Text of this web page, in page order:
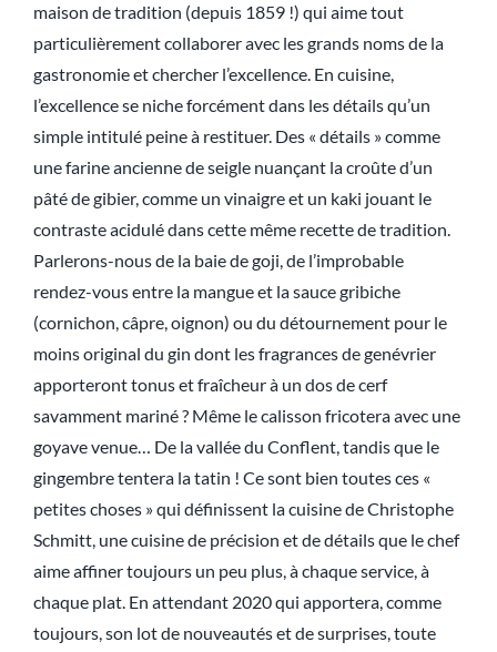
maison de tradition (depuis 1859 !) qui aime tout
particulièrement collaborer avec les grands noms de la
gastronomie et chercher l’excellence. En cuisine,
l’excellence se niche forcément dans les détails qu’un
simple intitulé peine à restituer. Des « détails » comme
une farine ancienne de seigle nuançant la croûte d’un
pâté de gibier, comme un vinaigre et un kaki jouant le
contraste acidulé dans cette même recette de tradition.
Parlerons-nous de la baie de goji, de l’improbable
rendez-vous entre la mangue et la sauce gribiche
(cornichon, câpre, oignon) ou du détournement pour le
moins original du gin dont les fragrances de genévrier
apporteront tonus et fraîcheur à un dos de cerf
savamment mariné ? Même le calisson fricotera avec une
goyave venue… De la vallée du Conflent, tandis que le
gingembre tentera la tatin ! Ce sont bien toutes ces «
petites choses » qui définissent la cuisine de Christophe
Schmitt, une cuisine de précision et de détails que le chef
aime affiner toujours un peu plus, à chaque service, à
chaque plat. En attendant 2020 qui apportera, comme
toujours, son lot de nouveautés et de surprises, toute